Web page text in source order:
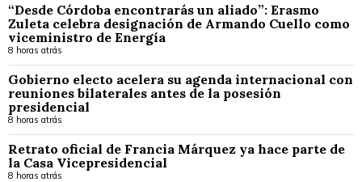
“Desde Córdoba encontrarás un aliado”: Erasmo
Zuleta celebra designación de Armando Cuello como
viceministro de Energía
8 horas atrás
Gobierno electo acelera su agenda internacional con
reuniones bilaterales antes de la posesión
presidencial
8 horas atrás
Retrato oficial de Francia Márquez ya hace parte de
la Casa Vicepresidencial
8 horas atrás